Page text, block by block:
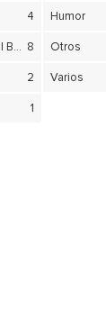
4 Humor
Mundial de Fútbol Brasil 2014 8 Otros
2 Varios
1